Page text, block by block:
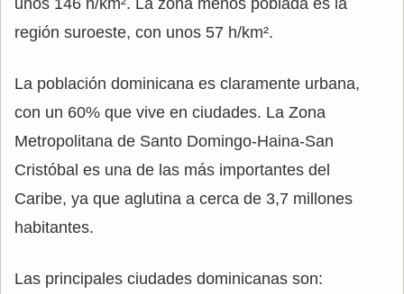
unos 146 h/km². La zona menos poblada es la
región suroeste, con unos 57 h/km².
La población dominicana es claramente urbana,
con un 60% que vive en ciudades. La Zona
Metropolitana de Santo Domingo-Haina-San
Cristóbal es una de las más importantes del
Caribe, ya que aglutina a cerca de 3,7 millones
habitantes.
Las principales ciudades dominicanas son: